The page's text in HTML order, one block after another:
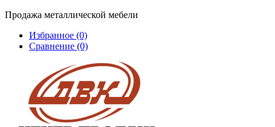
Продажа металлической мебели
Избранное (0)
Сравнение (0)